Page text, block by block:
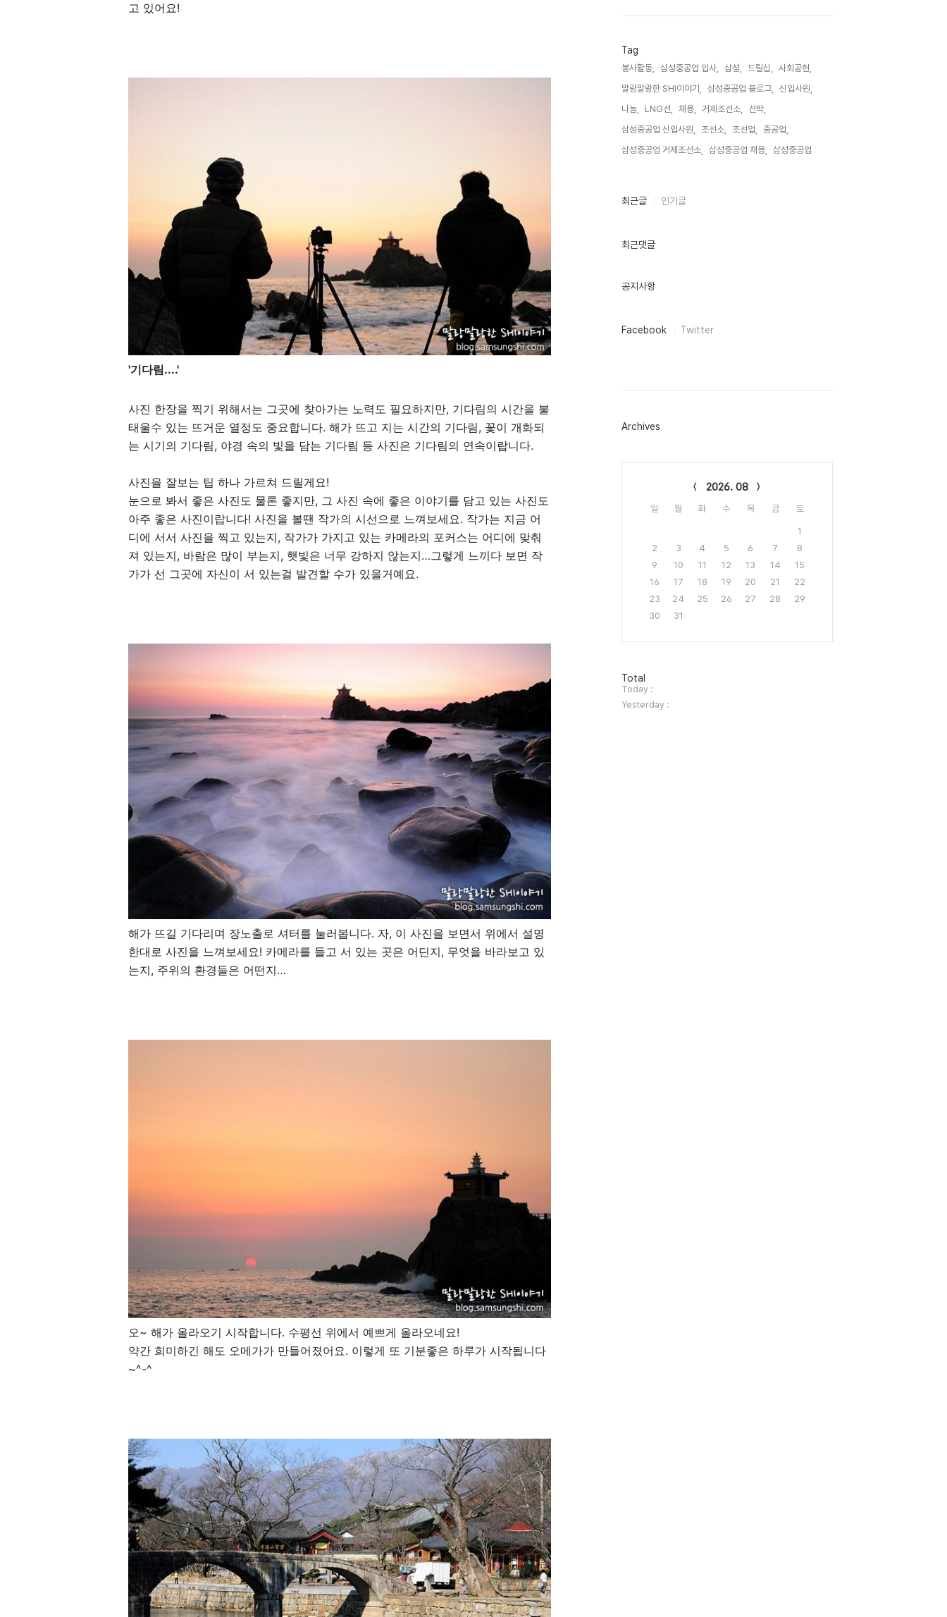
고 있어요!
'기다림....'
사진 한장을 찍기 위해서는 그곳에 찾아가는 노력도 필요하지만, 기다림의 시간을 불
태울수 있는 뜨거운 열정도 중요합니다. 해가 뜨고 지는 시간의 기다림, 꽃이 개화되
는 시기의 기다림, 야경 속의 빛을 담는 기다림 등 사진은 기다림의 연속이랍니다.
사진을 잘보는 팁 하나 가르쳐 드릴게요!
눈으로 봐서 좋은 사진도 물론 좋지만, 그 사진 속에 좋은 이야기를 담고 있는 사진도
아주 좋은 사진이랍니다! 사진을 볼땐 작가의 시선으로 느껴보세요. 작가는 지금 어
디에 서서 사진을 찍고 있는지, 작가가 가지고 있는 카메라의 포커스는 어디에 맞춰
져 있는지, 바람은 많이 부는지, 햇빛은 너무 강하지 않는지…그렇게 느끼다 보면 작
가가 선 그곳에 자신이 서 있는걸 발견할 수가 있을거예요.
해가 뜨길 기다리며 장노출로 셔터를 눌러봅니다. 자, 이 사진을 보면서 위에서 설명
한대로 사진을 느껴보세요! 카메라를 들고 서 있는 곳은 어딘지, 무엇을 바라보고 있
는지, 주위의 환경들은 어떤지…
오~ 해가 올라오기 시작합니다. 수평선 위에서 예쁘게 올라오네요!
약간 희미하긴 해도 오메가가 만들어졌어요. 이렇게 또 기분좋은 하루가 시작됩니다
~^-^
Tag
봉사활동, 삼성중공업 입사, 삼성, 드릴십,
사회공헌,
말랑말랑한 SHI이야기,
삼성중공업 블로그,
신입사원,
나눔,
LNG선, 채용, 거제조선소,
선박,
삼성중공업 신입사원,
조선소, 조선업,
중공업,
삼성중공업 거제조선소,
삼성중공업 채용, 삼성중공업,
최
인
최근글 인기글
최근댓글
공지사항
페
그
Facebook Twitter
Archives
2026. 08
일 월 화 수 목 금 토
1
2
3 4 5 6 7
8
9
10 11 12 13 14
15
16
17 18 19 20 21
22
23
24 25 26 27 28
29
30
31
방
문
자
수
Total
Today :
Yesterday :